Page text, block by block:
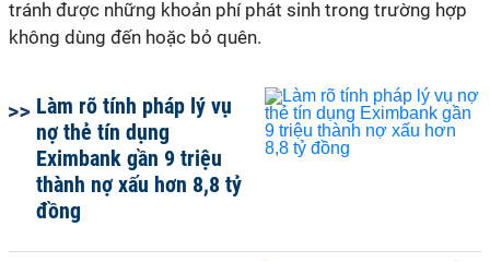
tránh được những khoản phí phát sinh trong trường hợp
không dùng đến hoặc bỏ quên.
Làm rõ tính pháp lý vụ
nợ thẻ tín dụng
Eximbank gần 9 triệu
thành nợ xấu hơn 8,8 tỷ
đồng